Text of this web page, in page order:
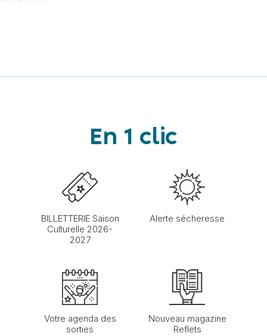
En 1 clic
BILLETTERIE Saison
Culturelle 2026-
2027
Alerte sécheresse
Votre agenda des
sorties
Nouveau magazine
Reflets